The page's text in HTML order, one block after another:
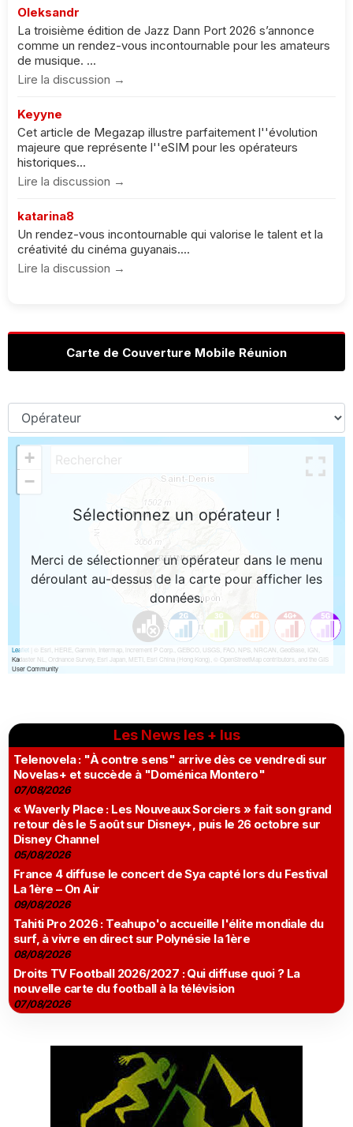
Oleksandr
La troisième édition de Jazz Dann Port 2026 s’annonce
comme un rendez-vous incontournable pour les amateurs
de musique. ...
Lire la discussion →
Keyyne
Cet article de Megazap illustre parfaitement l''évolution
majeure que représente l''eSIM pour les opérateurs
historiques...
Lire la discussion →
katarina8
Un rendez-vous incontournable qui valorise le talent et la
créativité du cinéma guyanais....
Lire la discussion →
Carte de Couverture Mobile Réunion
Les News les + lus
Telenovela : "À contre sens" arrive dès ce vendredi sur
Novelas+ et succède à "Doménica Montero"
07/08/2026
« Waverly Place : Les Nouveaux Sorciers » fait son grand
retour dès le 5 août sur Disney+, puis le 26 octobre sur
Disney Channel
05/08/2026
France 4 diffuse le concert de Sya capté lors du Festival
La 1ère – On Air
09/08/2026
Tahiti Pro 2026 : Teahupo'o accueille l'élite mondiale du
surf, à vivre en direct sur Polynésie la 1ère
08/08/2026
Droits TV Football 2026/2027 : Qui diffuse quoi ? La
nouvelle carte du football à la télévision
07/08/2026